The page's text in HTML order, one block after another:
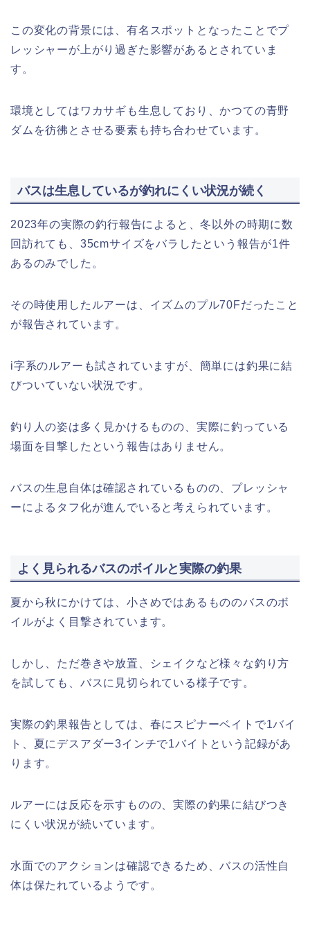
この変化の背景には、有名スポットとなったことでプ
レッシャーが上がり過ぎた影響があるとされていま
す。
環境としてはワカサギも生息しており、かつての青野
ダムを彷彿とさせる要素も持ち合わせています。
バスは生息しているが釣れにくい状況が続く
2023年の実際の釣行報告によると、冬以外の時期に数
回訪れても、35cmサイズをバラしたという報告が1件
あるのみでした。
その時使用したルアーは、イズムのプル70Fだったこと
が報告されています。
i字系のルアーも試されていますが、簡単には釣果に結
びついていない状況です。
釣り人の姿は多く見かけるものの、実際に釣っている
場面を目撃したという報告はありません。
バスの生息自体は確認されているものの、プレッシャ
ーによるタフ化が進んでいると考えられています。
よく見られるバスのボイルと実際の釣果
夏から秋にかけては、小さめではあるもののバスのボ
イルがよく目撃されています。
しかし、ただ巻きや放置、シェイクなど様々な釣り方
を試しても、バスに見切られている様子です。
実際の釣果報告としては、春にスピナーベイトで1バイ
ト、夏にデスアダー3インチで1バイトという記録があ
ります。
ルアーには反応を示すものの、実際の釣果に結びつき
にくい状況が続いています。
水面でのアクションは確認できるため、バスの活性自
体は保たれているようです。